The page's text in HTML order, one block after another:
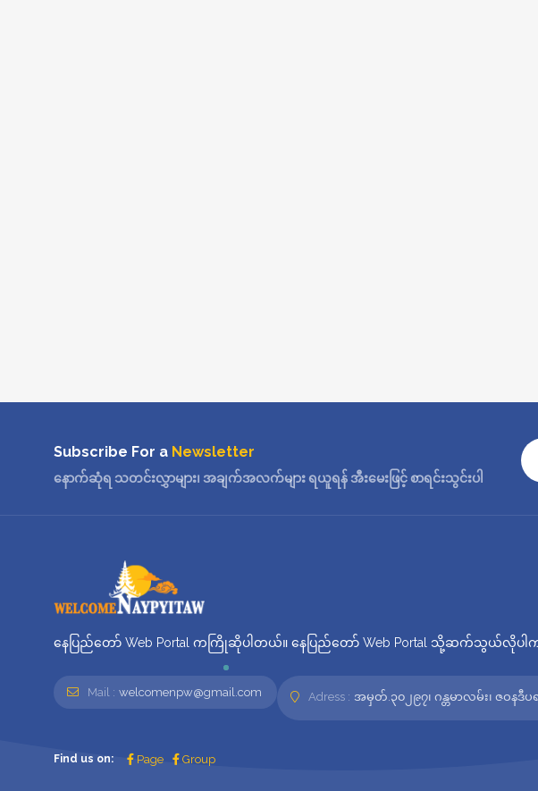
Subscribe For a Newsletter
နောက်ဆုံရ သတင်းလွှာများ၊ အချက်အလက်များ ရယူရန် အီးမေးဖြင့် စာရင်းသွင်းပါ
နေပြည်တော် Web Portal ကကြိုဆိုပါတယ်။ နေပြည်တော် Web Portal သို့ဆက်သွယ်လိုပါက အေ
Mail : welcomenpw@gmail.com Adress : အမှတ်.၃၀၂၉၇၊ ဂန္တမာလမ်း၊ ဇဝန
Find us on: Page Group